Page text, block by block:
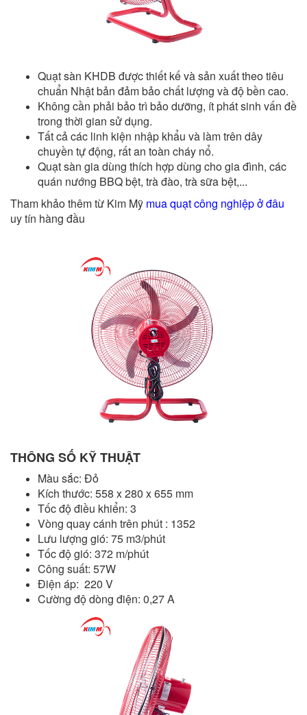
Quạt sàn KHDB được thiết kế và sản xuất theo tiêu
chuẩn Nhật bản đảm bảo chất lượng và độ bền cao.
Không cần phải bảo trì bảo dưỡng, ít phát sinh vấn đề
trong thời gian sử dụng.
Tất cả các linh kiện nhập khẩu và làm trên dây
chuyền tự động, rất an toàn cháy nổ.
Quạt sàn gia dùng thích hợp dùng cho gia đình, các
quán nướng BBQ bệt, trà đào, trà sữa bệt,...
Tham khảo thêm từ Kim Mỹ mua quạt công nghiệp ở đâu
uy tín hàng đầu
THÔNG SỐ KỸ THUẬT
Màu sắc: Đỏ
Kích thước: 558 x 280 x 655 mm
Tốc độ điều khiển: 3
Vòng quay cánh trên phút : 1352
Lưu lượng gió: 75 m3/phút
Tốc độ gió: 372 m/phút
Công suất: 57W
Điện áp: 220 V
Cường độ dòng điện: 0,27 A